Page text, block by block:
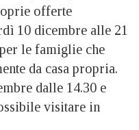
offerte
10 dicembre alle 21
le famiglie che
da casa propria.
dalle 14.30 e
visitare in